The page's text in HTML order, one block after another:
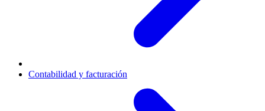
Contabilidad y facturación